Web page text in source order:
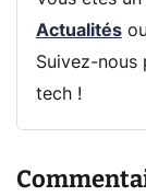
Actualités
Suivez-nous
tech !